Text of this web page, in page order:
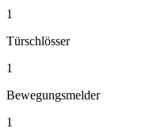
1
Türschlösser
1
Bewegungsmelder
1